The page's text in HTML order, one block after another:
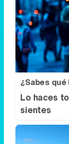
¿Sabes qué
Lo haces
sientes